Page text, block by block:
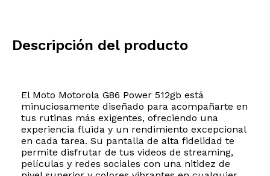
Modelo y origen
Descripción del producto
El Moto Motorola G86 Power 512gb está
minuciosamente diseñado para acompañarte en
tus rutinas más exigentes, ofreciendo una
experiencia fluida y un rendimiento excepcional
en cada tarea. Su pantalla de alta fidelidad te
permite disfrutar de tus videos de streaming,
películas y redes sociales con una nitidez de